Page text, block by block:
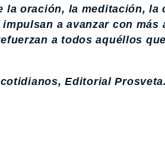
oración, la meditación, la
a avanzar con más
a todos aquéllos
Editorial